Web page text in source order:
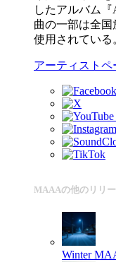
したアルバム
曲の一部は全
使用されている
アーティストペ
MAAAの他のリリ
Winter